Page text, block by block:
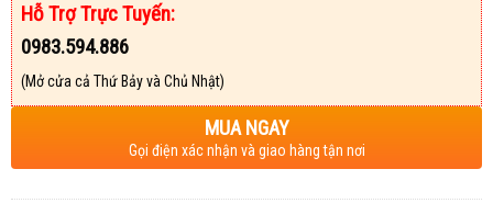
Hỗ Trợ Trực Tuyến:
0983.594.886
(Mở cửa cả Thứ Bảy và Chủ Nhật)
MUA NGAY
Gọi điện xác nhận và giao hàng tận nơi